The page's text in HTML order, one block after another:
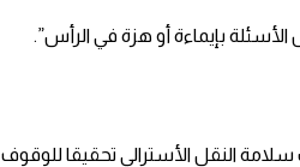
بإيماءة أو هزة في الرأس”.
النقل الأسترالي تحقيقا